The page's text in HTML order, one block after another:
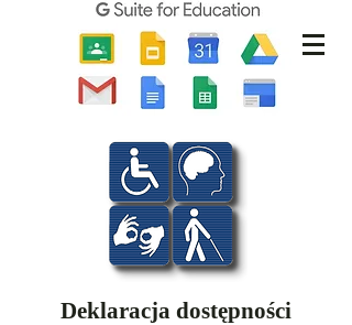
Deklaracja dostępności